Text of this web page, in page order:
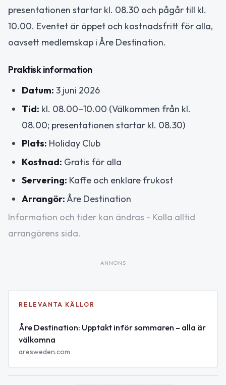
presentationen startar kl. 08.30 och pågår till kl.
10.00. Eventet är öppet och kostnadsfritt för alla,
oavsett medlemskap i Åre Destination.
Praktisk information
Datum: 3 juni 2026
Tid: kl. 08.00–10.00 (Välkommen från kl.
08.00; presentationen startar kl. 08.30)
Plats: Holiday Club
Kostnad: Gratis för alla
Servering: Kaffe och enklare frukost
Arrangör: Åre Destination
Information och tider kan ändras - Kolla alltid
arrangörens sida.
ANNONS
RELEVANTA KÄLLOR
Åre Destination: Upptakt inför sommaren – alla är
välkomna
aresweden.com